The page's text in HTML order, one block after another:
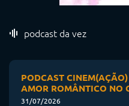
podcast da vez
PODCAST
AMOR ROMÂNTICO NO
31/07/2026